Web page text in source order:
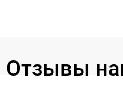
Отзывы